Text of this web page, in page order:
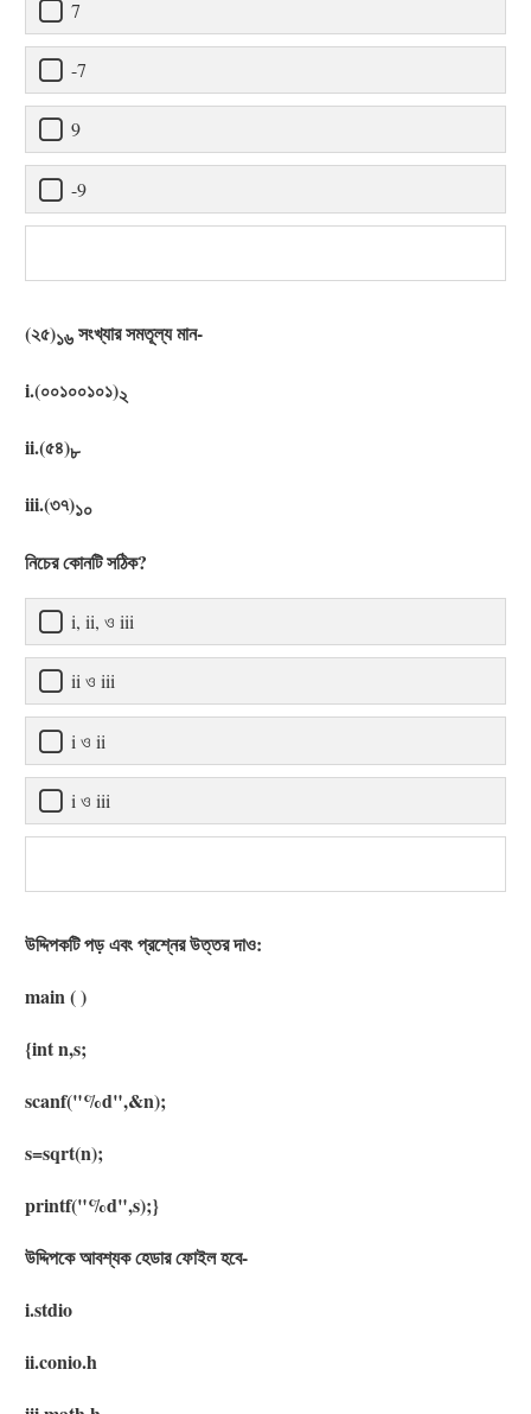
7
-7
9
-9
(২৫)১৬সংখ্যার সমতূল্য মান-
i.(০০১০০১০১)২
ii.(৫৪)৮
iii.(৩৭)১০
নিচের কোনটি সঠিক?
i, ii, ও iii
ii ও iii
i ও ii
i ও iii
উদ্দিপকটি পড় এবং প্রশ্নের উত্তর দাও:
main ( )
{int n,s;
scanf("%d",&n);
s=sqrt(n);
printf("%d",s);}
উদ্দিপকে আবশ্যক হেডার ফােইল হবে-
i.stdio
ii.conio.h